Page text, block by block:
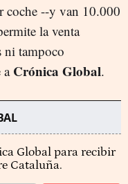
coche --y van 10.000
la venta
ni tampoco
a Crónica Global.
Global para recibir
Cataluña.